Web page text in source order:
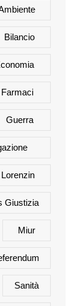
Bilancio
Farmaci
Guerra
Lorenzin
Giustizia
Miur
Sanità